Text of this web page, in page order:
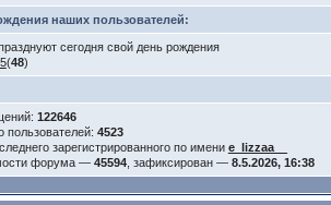
наших пользователей:
сегодня свой день рождения
(48)
122646
пользователей: 4523
зарегистрированного по имени e_lizzaa__
форума — 45594, зафиксирован — 8.5.2026, 16:38